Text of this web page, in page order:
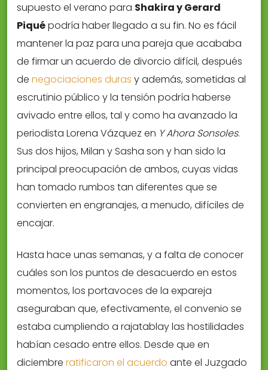
supuesto el verano para Shakira y Gerard
Piquépodría haber llegado a su fin. No es fácil
mantener la paz para una pareja que acababa
de firmar un acuerdo de divorcio difícil, después
de negociaciones duras y además, sometidas al
escrutinio público y la tensión podría haberse
avivado entre ellos, tal y como ha avanzado la
periodista Lorena Vázquez en Y Ahora Sonsoles.
Sus dos hijos, Milan y Sasha son y han sido la
principal preocupación de ambos, cuyas vidas
han tomado rumbos tan diferentes que se
convierten en engranajes, a menudo, difíciles de
encajar.
Hasta hace unas semanas, y a falta de conocer
cuáles son los puntos de desacuerdo en estos
momentos, los portavoces de la expareja
aseguraban que, efectivamente, el convenio se
estaba cumpliendo a rajatablay las hostilidades
habían cesado entre ellos. Desde que en
diciembre ratificaron el acuerdo ante el Juzgado